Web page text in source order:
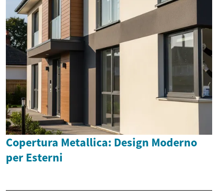
Copertura Metallica: Design Moderno
per Esterni